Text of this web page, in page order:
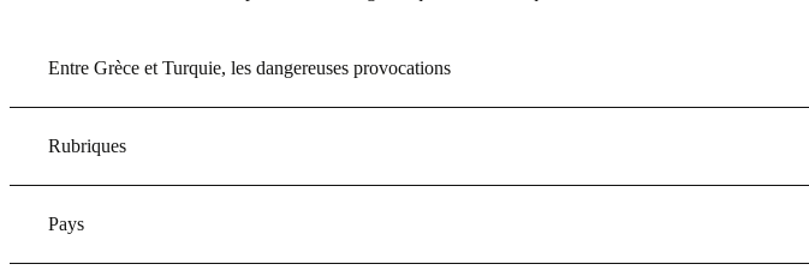
Entre Grèce et Turquie, les dangereuses provocations
Rubriques
Pays